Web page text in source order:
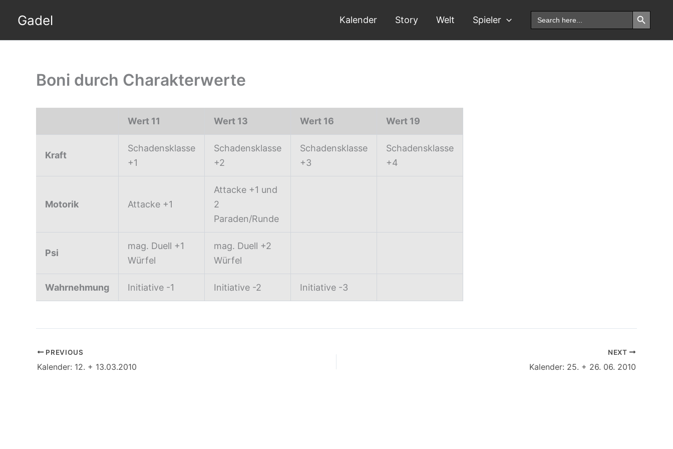
Gadel Kalender Story Welt Spieler
Search
for:
Search Button
Boni durch Charakterwerte
Wert 11 Wert 13 Wert 16 Wert 19
Kraft
Schadensklasse
+1
Schadensklasse
+2
Schadensklasse
+3
Schadensklasse
+4
Motorik Attacke +1
Attacke +1 und
2
Paraden/Runde
Psi
mag. Duell +1
Würfel
mag. Duell +2
Würfel
Wahrnehmung Initiative -1 Initiative -2 Initiative -3
PREVIOUS
Kalender: 12. + 13.03.2010
NEXT
Kalender: 25. + 26. 06. 2010